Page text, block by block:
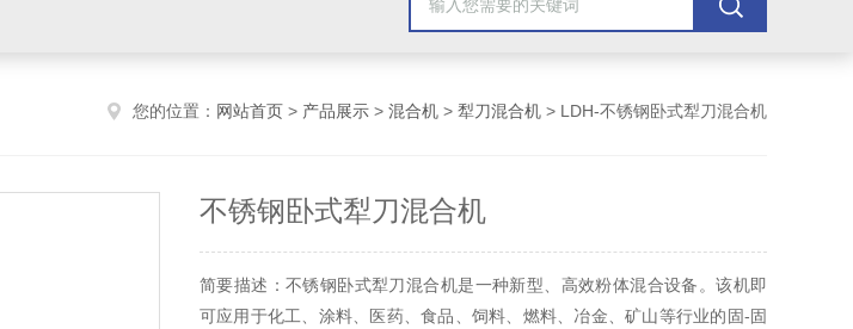
您的位置： 网站首页 > 产品展示 > 混合机 > 犁刀混合机 > LDH-不锈钢卧式犁刀混合机
不锈钢卧式犁刀混合机
简要描述：不锈钢卧式犁刀混合机是一种新型、高效粉体混合设备。该机即
可应用于化工、涂料、医药、食品、饲料、燃料、冶金、矿山等行业的固-固